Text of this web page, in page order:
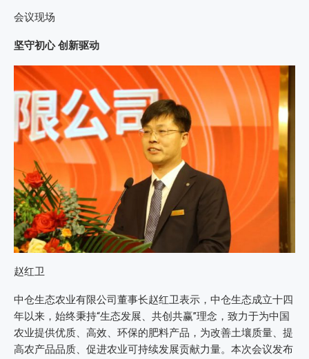
会议现场
坚守初心 创新驱动
赵红卫
中仓生态农业有限公司董事长赵红卫表示，中仓生态成立十四
年以来，始终秉持“生态发展、共创共赢”理念，致力于为中国
农业提供优质、高效、环保的肥料产品，为改善土壤质量、提
高农产品品质、促进农业可持续发展贡献力量。本次会议发布